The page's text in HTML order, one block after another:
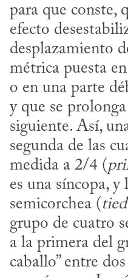
para que conste,
efecto
desplazamiento
métrica puesta
o en una parte
y que se
siguiente. Así,
segunda de las
medida a 2/4 (
es una síncopa,
semicorchea (
grupo de cuatro
a la primera del
caballo” entre